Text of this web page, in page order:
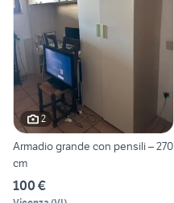
2
Armadio grande con pensili – 270
cm
100 €